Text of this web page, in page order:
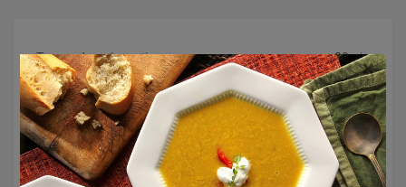
Temps de préparation : 20min
Temps de cuisson : 15min
Personnes : 4
Cuisine :
Américaine
Italienne
×